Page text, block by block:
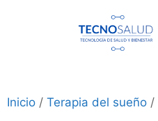
Inicio / Terapia del sueño /